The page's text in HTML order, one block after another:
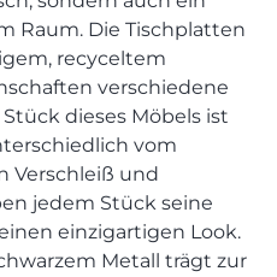
für dein Zuhause
zwar nicht neu erfunden.
Raum. Die Tischplatten
recyceltem
verschiedene
dieses Möbels ist
vom
Verschleiß und
jedem Stück seine
einzigartigen Look.
Metall trägt zur